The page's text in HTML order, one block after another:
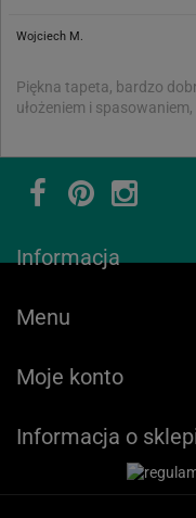
Wojciech M.
Piękna tapeta, bardzo
ułożeniem i
Informacja
Menu
Moje konto
Informacja o